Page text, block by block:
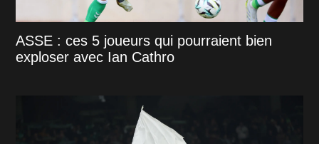
ASSE : ces 5 joueurs qui pourraient bien
exploser avec Ian Cathro